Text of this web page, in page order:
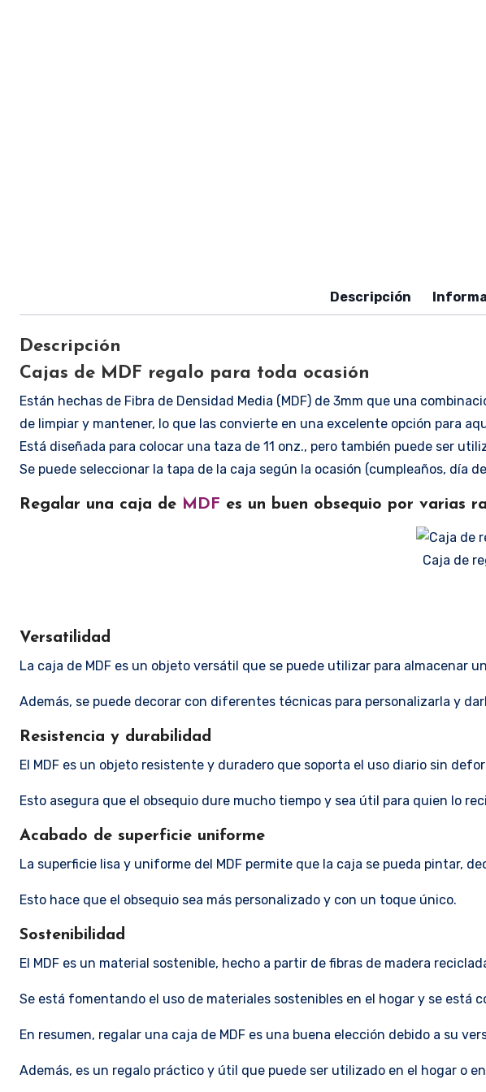
Descripción
Descripción
Cajas de MDF regalo para toda ocasión
Están hechas de Fibra de Densidad Media (MDF) de 3mm que una
de limpiar y mantener, lo que las convierte en una excelente opción para
Está diseñada para colocar una taza de 11 onz., pero también puede ser
Se puede seleccionar la tapa de la caja según la ocasión (cumpleaños, día
Regalar una caja de MDF es un buen obsequio por varias
Caja de
Versatilidad
La caja de MDF es un objeto versátil que se puede utilizar para almacenar
Además, se puede decorar con diferentes técnicas para personalizarla y
Resistencia y durabilidad
El MDF es un objeto resistente y duradero que soporta el uso diario sin
Esto asegura que el obsequio dure mucho tiempo y sea útil para quien lo
Acabado de superficie uniforme
La superficie lisa y uniforme del MDF permite que la caja se pueda pintar,
Esto hace que el obsequio sea más personalizado y con un toque único.
Sostenibilidad
El MDF es un material sostenible, hecho a partir de fibras de madera
Se está fomentando el uso de materiales sostenibles en el hogar y se está
En resumen, regalar una caja de MDF es una buena elección debido a su
Además, es un regalo práctico y útil que puede ser utilizado en el hogar o